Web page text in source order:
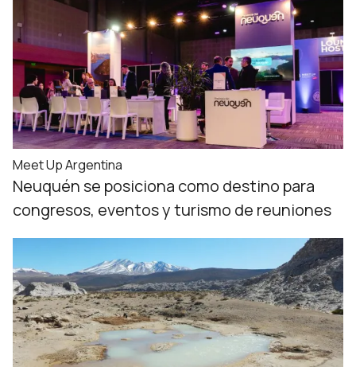
Meet Up Argentina
Neuquén se posiciona como destino para
congresos, eventos y turismo de reuniones